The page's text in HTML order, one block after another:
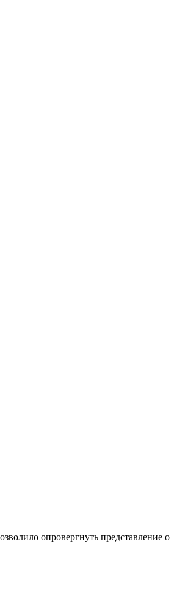
опровергнуть представление о